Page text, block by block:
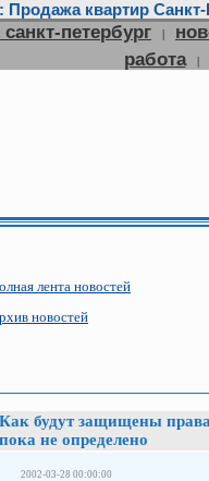
квартир
петербург |
работа
|
лента новостей
новостей
Как будут защищены права
пока не определено
2002-03-28 00:00:00